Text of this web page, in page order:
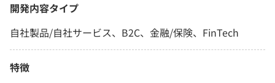
開発内容タイプ
自社製品/自社サービス、B2C、金融/保険、FinTech
特徴